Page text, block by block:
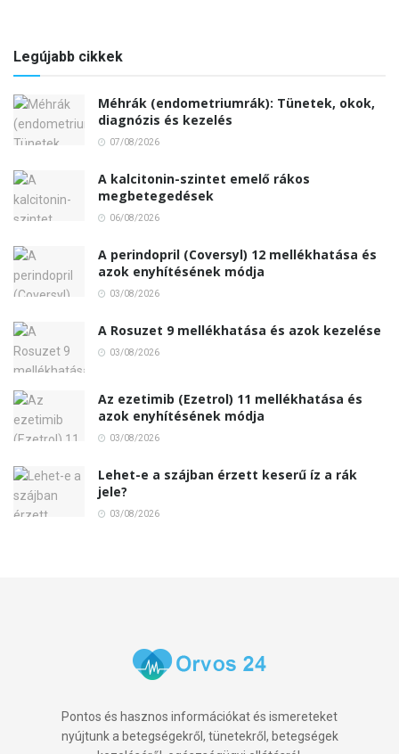
Legújabb cikkek
Méhrák (endometriumrák): Tünetek, okok,
diagnózis és kezelés
07/08/2026
A kalcitonin-szintet emelő rákos
megbetegedések
06/08/2026
A perindopril (Coversyl) 12 mellékhatása és
azok enyhítésének módja
03/08/2026
A Rosuzet 9 mellékhatása és azok kezelése
03/08/2026
Az ezetimib (Ezetrol) 11 mellékhatása és
azok enyhítésének módja
03/08/2026
Lehet-e a szájban érzett keserű íz a rák
jele?
03/08/2026
Pontos és hasznos információkat és ismereteket
nyújtunk a betegségekről, tünetekről, betegségek